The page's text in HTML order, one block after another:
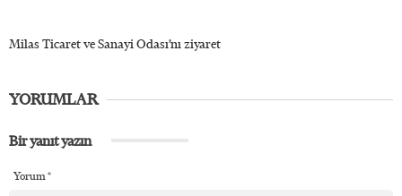
Milas Ticaret ve Sanayi Odası’nı ziyaret
YORUMLAR
Bir yanıt yazın
Yorum*